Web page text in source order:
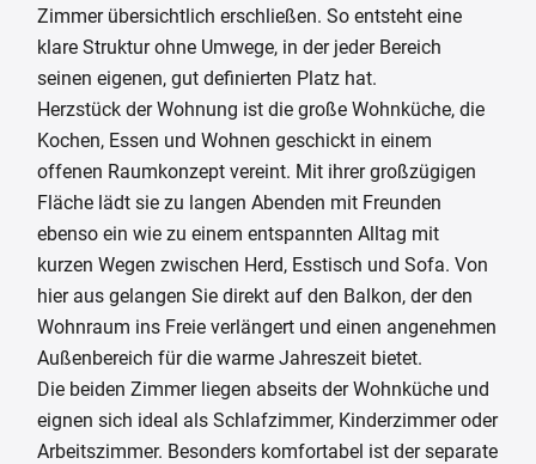
Zimmer übersichtlich erschließen. So entsteht eine
klare Struktur ohne Umwege, in der jeder Bereich
seinen eigenen, gut definierten Platz hat.
Herzstück der Wohnung ist die große Wohnküche, die
Kochen, Essen und Wohnen geschickt in einem
offenen Raumkonzept vereint. Mit ihrer großzügigen
Fläche lädt sie zu langen Abenden mit Freunden
ebenso ein wie zu einem entspannten Alltag mit
kurzen Wegen zwischen Herd, Esstisch und Sofa. Von
hier aus gelangen Sie direkt auf den Balkon, der den
Wohnraum ins Freie verlängert und einen angenehmen
Außenbereich für die warme Jahreszeit bietet.
Die beiden Zimmer liegen abseits der Wohnküche und
eignen sich ideal als Schlafzimmer, Kinderzimmer oder
Arbeitszimmer. Besonders komfortabel ist der separate